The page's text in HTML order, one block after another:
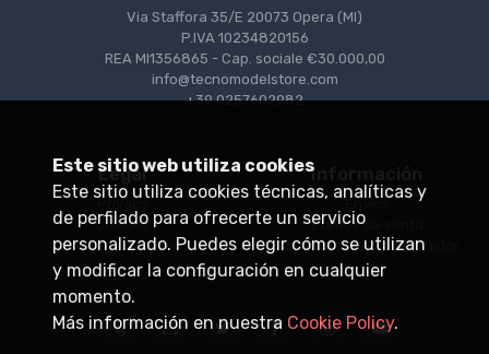
Via Staffora 35/E 20073 Opera (MI)
P.IVA 10234820156
REA MI1356865 - Cap. sociale €30.000,00
info@tecnomodelstore.com
+39 0257602982
Legal
Cookies
Condiciones de venta
Información
Puntos de venta
Conviértase en distribuidor
Este sitio web utiliza cookies
Este sitio utiliza cookies técnicas, analíticas y
de perfilado para ofrecerte un servicio
personalizado. Puedes elegir cómo se utilizan
y modificar la configuración en cualquier
momento.
Más información en nuestra Cookie Policy.